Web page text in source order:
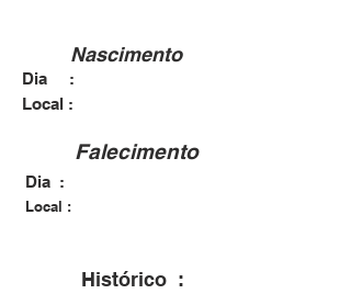
Nascimento
Dia :
Local :
Histórico :
Dia :
Falecimento
Local :